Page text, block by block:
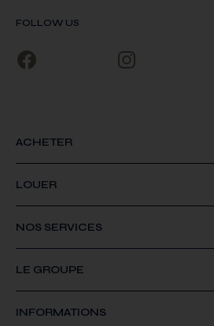
FOLLOW US
ACHETER
LOUER
NOS SERVICES
LE GROUPE
INFORMATIONS